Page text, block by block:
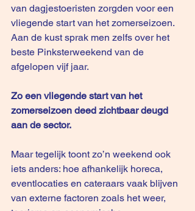
van dagjestoeristen zorgden voor een
vliegende start van het zomerseizoen.
Aan de kust sprak men zelfs over het
beste Pinksterweekend van de
afgelopen vijf jaar.
Zo een vliegende start van het
zomerseizoen deed zichtbaar deugd
aan de sector.
Maar tegelijk toont zo’n weekend ook
iets anders: hoe afhankelijk horeca,
eventlocaties en cateraars vaak blijven
van externe factoren zoals het weer,